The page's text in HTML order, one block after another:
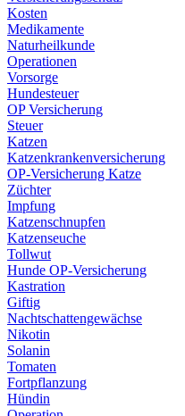
Kosten
Medikamente
Naturheilkunde
Operationen
Vorsorge
Hundesteuer
OP Versicherung
Steuer
Katzen
Katzenkrankenversicherung
OP-Versicherung Katze
Züchter
Impfung
Katzenschnupfen
Katzenseuche
Tollwut
Hunde OP-Versicherung
Kastration
Giftig
Nachtschattengewächse
Nikotin
Solanin
Tomaten
Fortpflanzung
Hündin